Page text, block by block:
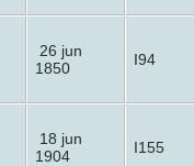
26 jun
1850
I94
18 jun
1904
I155